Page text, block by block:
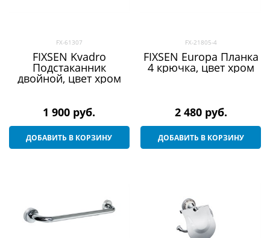
FX-61307
FIXSEN Kvadro
Подстаканник
двойной, цвет хром
1 900 руб.
ДОБАВИТЬ В КОРЗИНУ
FX-21805-4
FIXSEN Europa Планка
4 крючка, цвет хром
2 480 руб.
ДОБАВИТЬ В КОРЗИНУ